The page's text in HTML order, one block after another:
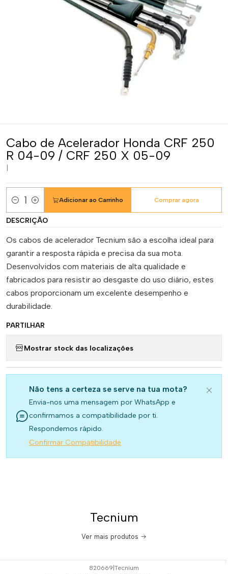
Cabo de Acelerador Honda CRF 250
R 04-09 / CRF 250 X 05-09
Quantidade
Adicionar ao Carrinho Comprar agora
DESCRIÇÃO
Os cabos de acelerador Tecnium são a escolha ideal para
garantir a resposta rápida e precisa da sua mota.
Desenvolvidos com materiais de alta qualidade e
fabricados para resistir ao desgaste do uso diário, estes
cabos proporcionam um excelente desempenho e
durabilidade.
PARTILHAR
Mostrar stock das localizações
Não tens a certeza se serve na tua mota?
Envia-nos uma mensagem por WhatsApp e
confirmamos a compatibilidade por ti.
Respondemos rápido.
Confirmar Compatibilidade
Tecnium
Ver mais produtos
820669 Tecnium